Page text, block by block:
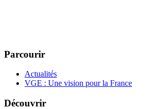
Parcourir
Actualités
VGE : Une vision pour la France
Découvrir